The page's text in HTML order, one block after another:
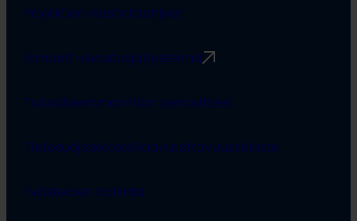
Projektien viestintäohjeet
Rimbert-avustusjärjestelmä
Turvallisemman tilan periaatteet
TietosuojaselosteSaavutettavuusseloste
Evästeiden hallinta